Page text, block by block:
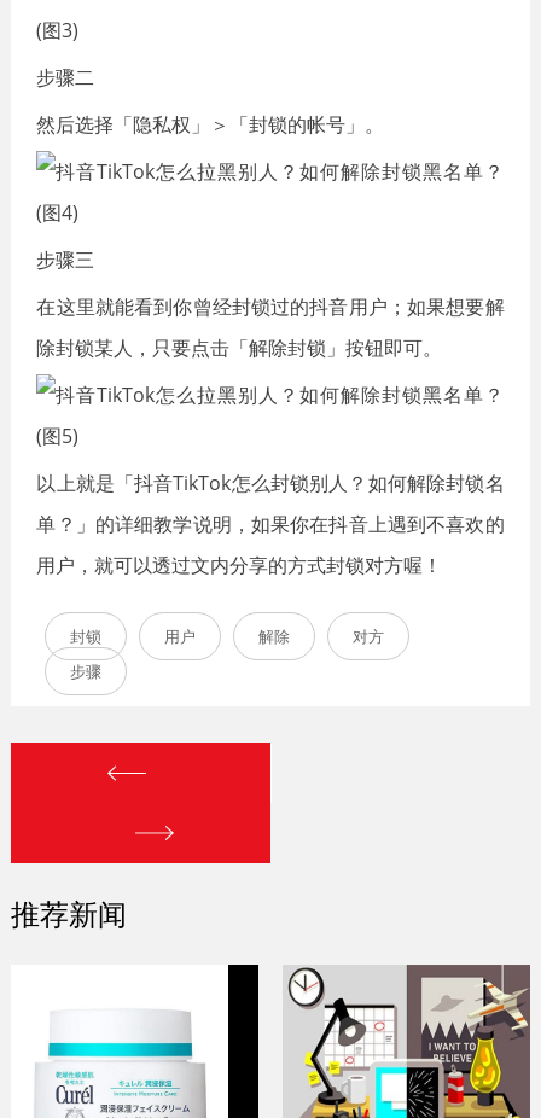
步骤二
然后选择「隐私权」＞「封锁的帐号」。
步骤三
在这里就能看到你曾经封锁过的抖音用户；如果想要解
除封锁某人，只要点击「解除封锁」按钮即可。
以上就是「抖音TikTok怎么封锁别人？如何解除封锁名
单？」的详细教学说明，如果你在抖音上遇到不喜欢的
用户，就可以透过文内分享的方式封锁对方喔！
封锁 用户 解除
对方
步骤
推荐新闻